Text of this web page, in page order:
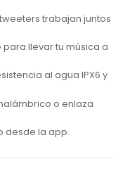
trabajan juntos
llevar tu música a
al agua IPX6 y
o enlaza
desde la app.